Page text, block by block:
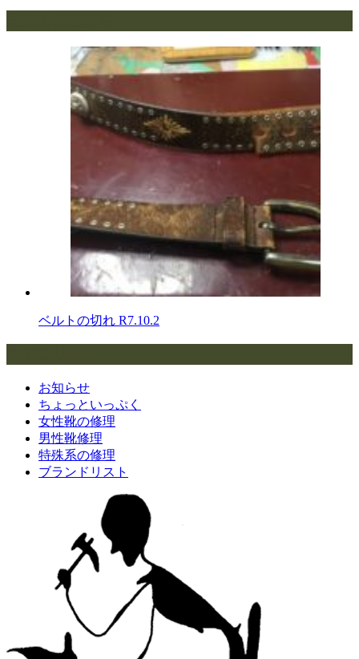
ベルトの切れ R7.10.2
お知らせ
ちょっといっぷく
女性靴の修理
男性靴修理
特殊系の修理
ブランドリスト